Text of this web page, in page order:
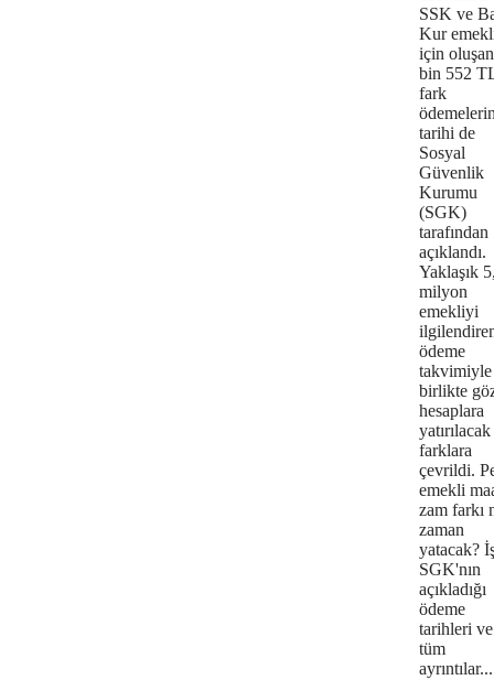
SSK ve
Kur
için
bin 552
fark
tarihi de
Sosyal
Güvenlik
Kurumu
(SGK)
tarafından
açıklandı.
Yaklaşık
milyon
emekliyi
ödeme
takvimiyle
birlikte
hesaplara
yatırılacak
farklara
çevrildi.
emekli
zam farkı
zaman
yatacak?
SGK'nın
açıkladığı
ödeme
tarihleri ve
tüm
ayrıntılar...